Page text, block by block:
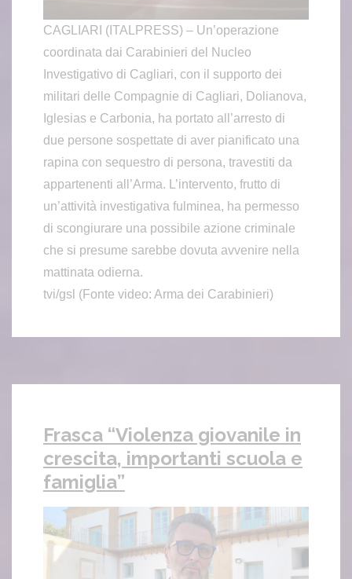
CAGLIARI (ITALPRESS) – Un’operazione
coordinata dai Carabinieri del Nucleo
Investigativo di Cagliari, con il supporto dei
militari delle Compagnie di Cagliari, Dolianova,
Iglesias e Carbonia, ha portato all’arresto di
due persone sospettate di aver pianificato una
rapina con sequestro di persona, travestiti da
appartenenti all’Arma. L’intervento, frutto di
un’attività investigativa fulminea, ha permesso
di scongiurare una possibile azione criminale
che si presume sarebbe dovuta avvenire nella
mattinata odierna.
tvi/gsl (Fonte video: Arma dei Carabinieri)
Frasca “Violenza giovanile in
crescita, importanti scuola e
famiglia”